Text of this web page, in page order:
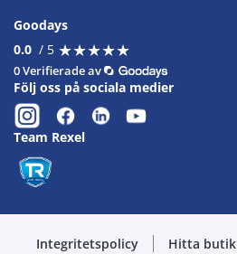
Goodays
0.0 / 5 ★★★★★
★★★★★
0 Verifierade av
Följ oss på sociala medier
Team Rexel
Integritetspolicy Hitta butik